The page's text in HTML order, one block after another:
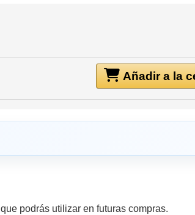
Añadir a la
que podrás utilizar en futuras compras.